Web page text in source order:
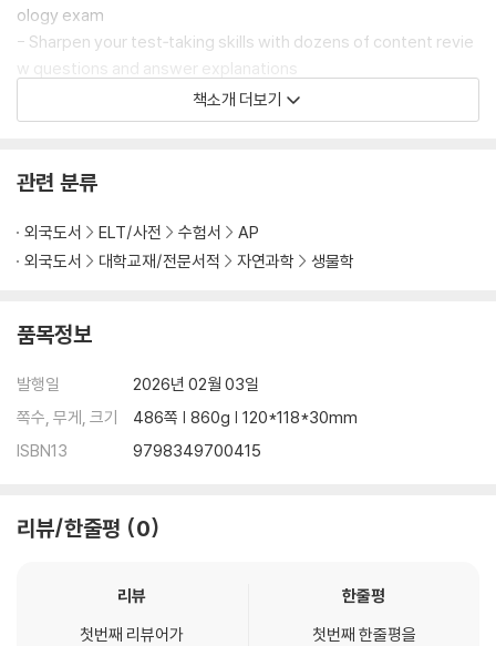
ology exam
- Sharpen your test‑taking skills with dozens of content revie
w questions and answer explanations
- Expand your learning with a review of common lab topics, st
atistical tools needed for test day, and task verbs that are lik
full‑length practice tests, and access to Barron’s Online Learni
ng Hub for a timed test option and scoring.
Kahoot!‑‑additional, free practice to help you ace your ex
책소개 더보기
관련 분류
외국도서 ELT/사전 수험서
AP
외국도서
대학교재/전문서적 자연과학 생물학
품목정보
발행일
2026년 02월 03일
쪽수, 무게, 크기
486쪽 | 860g | 120*118*30mm
ISBN13
9798349700415
리뷰/한줄평 0
리뷰
첫번째 리뷰어가
한줄평
첫번째 한줄평을